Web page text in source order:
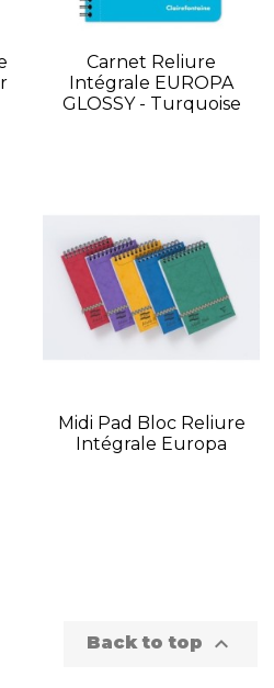
Carnet Reliure
Intégrale EUROPA
GLOSSY - Turquoise
Midi Pad Bloc Reliure
Intégrale Europa
Back to top 